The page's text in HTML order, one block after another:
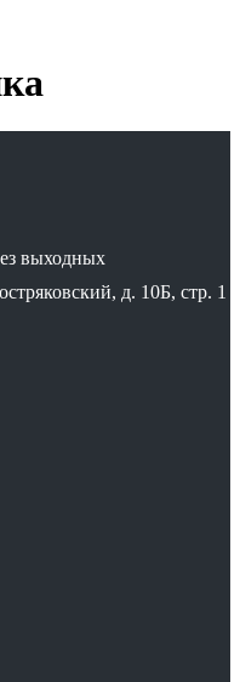
выходных
д. 10Б, стр. 1